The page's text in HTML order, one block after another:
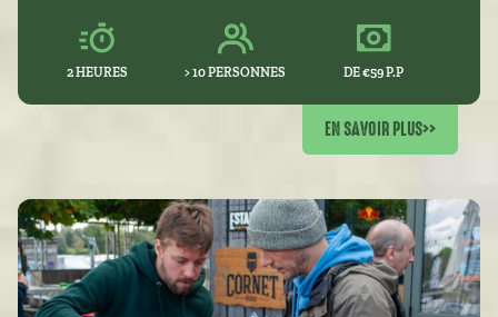
2 HEURES > 10 PERSONNES DE €59 P.P
EN SAVOIR PLUS>>